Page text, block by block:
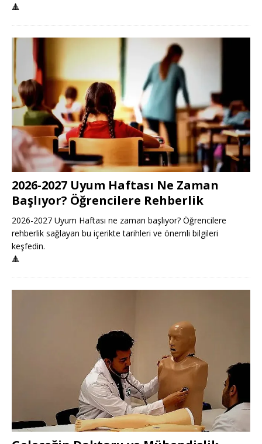
🔺
2026-2027 Uyum Haftası Ne Zaman
Başlıyor? Öğrencilere Rehberlik
2026-2027 Uyum Haftası ne zaman başlıyor? Öğrencilere
rehberlik sağlayan bu içerikte tarihleri ve önemli bilgileri
keşfedin.
🔺